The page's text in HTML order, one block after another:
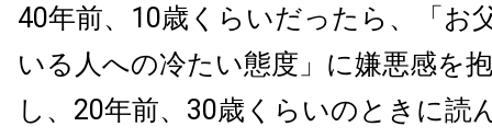
40年前、10歳くらいだったら、「お
いる人への冷たい態度」に嫌悪感を
し、20年前、30歳くらいのときに読